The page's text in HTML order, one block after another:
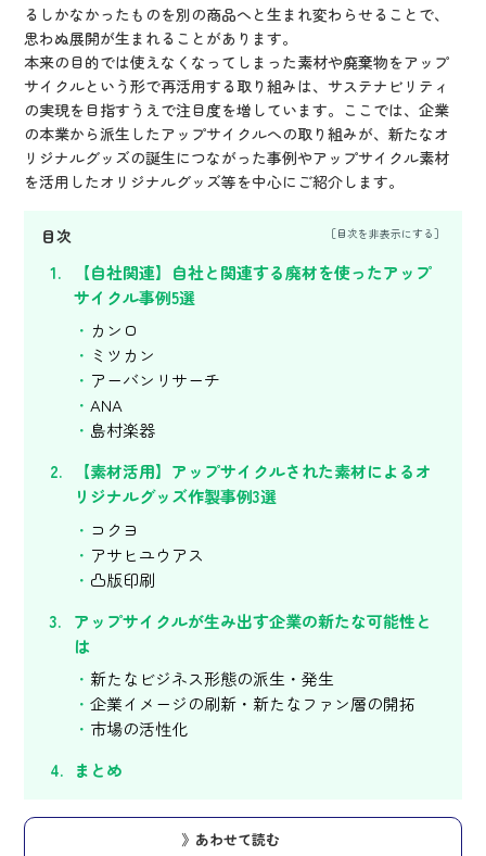
るしかなかったものを別の商品へと生まれ変わらせることで、
思わぬ展開が生まれることがあります。
本来の目的では使えなくなってしまった素材や廃棄物をアップ
サイクルという形で再活用する取り組みは、サステナビリティ
の実現を目指すうえで注目度を増しています。ここでは、企業
の本業から派生したアップサイクルへの取り組みが、新たなオ
リジナルグッズの誕生につながった事例やアップサイクル素材
を活用したオリジナルグッズ等を中心にご紹介します。
目次
【自社関連】自社と関連する廃材を使ったアップ
サイクル事例5選
カンロ
ミツカン
アーバンリサーチ
ANA
島村楽器
【素材活用】アップサイクルされた素材によるオ
リジナルグッズ作製事例3選
コクヨ
アサヒユウアス
凸版印刷
アップサイクルが生み出す企業の新たな可能性と
は
新たなビジネス形態の派生・発生
企業イメージの刷新・新たなファン層の開拓
市場の活性化
まとめ
》あわせて読む